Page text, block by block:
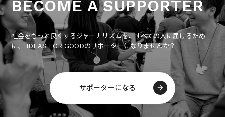
BECOME A SUPPORTER
社会をもっと良くするジャーナリズムを、すべての人に届けるため
に、 IDEAS FOR GOODのサポーターになりませんか？
サポーターになる